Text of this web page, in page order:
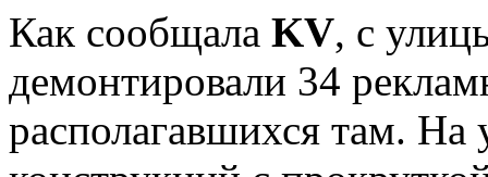
Как сообщала KV, с
демонтировали 34
располагавшихся там. На